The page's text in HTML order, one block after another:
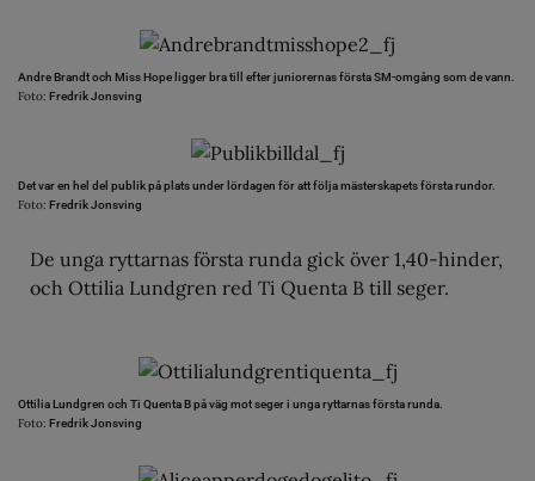
Andre Brandt och Miss Hope ligger bra till efter juniorernas första SM-omgång som de vann.
Foto: Fredrik Jonsving
Det var en hel del publik på plats under lördagen för att följa mästerskapets första rundor.
Foto: Fredrik Jonsving
De unga ryttarnas första runda gick över 1,40-hinder,
och Ottilia Lundgren red Ti Quenta B till seger.
Ottilia Lundgren och Ti Quenta B på väg mot seger i unga ryttarnas första runda.
Foto: Fredrik Jonsving